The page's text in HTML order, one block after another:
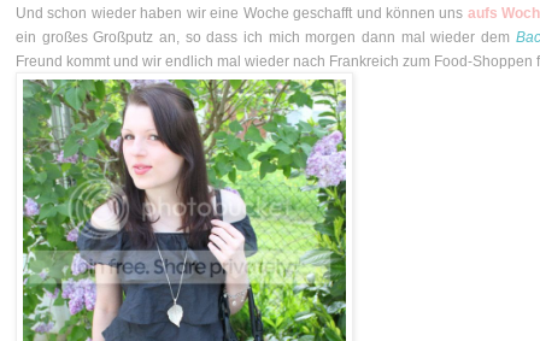
Und schon wieder haben wir eine Woche geschafft und können uns aufs
ein großes Großputz an, so dass ich mich morgen dann mal wieder dem
Freund kommt und wir endlich mal wieder nach Frankreich zum Food-Shoppen